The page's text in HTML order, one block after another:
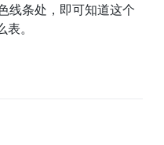
线条处，即可知道这个
。